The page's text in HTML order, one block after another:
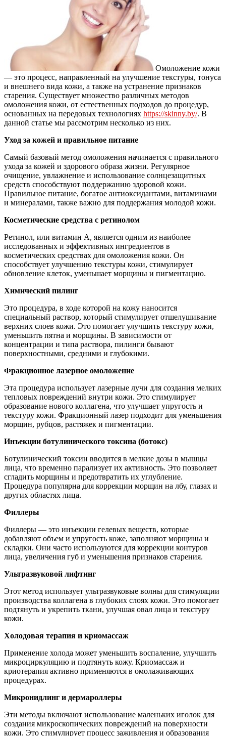
Омоложение кожи
— это процесс, направленный на улучшение текстуры, тонуса
и внешнего вида кожи, а также на устранение признаков
старения. Существует множество различных методов
омоложения кожи, от естественных подходов до процедур,
основанных на передовых технологиях https://skinny.by/. В
данной статье мы рассмотрим несколько из них.
Уход за кожей и правильное питание
Самый базовый метод омоложения начинается с правильного
ухода за кожей и здорового образа жизни. Регулярное
очищение, увлажнение и использование солнцезащитных
средств способствуют поддержанию здоровой кожи.
Правильное питание, богатое антиоксидантами, витаминами
и минералами, также важно для поддержания молодой кожи.
Косметические средства с ретинолом
Ретинол, или витамин А, является одним из наиболее
исследованных и эффективных ингредиентов в
косметических средствах для омоложения кожи. Он
способствует улучшению текстуры кожи, стимулирует
обновление клеток, уменьшает морщины и пигментацию.
Химический пилинг
Это процедура, в ходе которой на кожу наносится
специальный раствор, который стимулирует отшелушивание
верхних слоев кожи. Это помогает улучшить текстуру кожи,
уменьшить пятна и морщины. В зависимости от
концентрации и типа раствора, пилинги бывают
поверхностными, средними и глубокими.
Фракционное лазерное омоложение
Эта процедура использует лазерные лучи для создания мелких
тепловых повреждений внутри кожи. Это стимулирует
образование нового коллагена, что улучшает упругость и
текстуру кожи. Фракционный лазер подходит для уменьшения
морщин, рубцов, растяжек и пигментации.
Инъекции ботулинического токсина (ботокс)
Ботулинический токсин вводится в мелкие дозы в мышцы
лица, что временно парализует их активность. Это позволяет
сгладить морщины и предотвратить их углубление.
Процедура популярна для коррекции морщин на лбу, глазах и
других областях лица.
Филлеры
Филлеры — это инъекции гелевых веществ, которые
добавляют объем и упругость коже, заполняют морщины и
складки. Они часто используются для коррекции контуров
лица, увеличения губ и уменьшения признаков старения.
Ультразвуковой лифтинг
Этот метод использует ультразвуковые волны для стимуляции
производства коллагена в глубоких слоях кожи. Это помогает
подтянуть и укрепить ткани, улучшая овал лица и текстуру
кожи.
Холодовая терапия и криомассаж
Применение холода может уменьшить воспаление, улучшить
микроциркуляцию и подтянуть кожу. Криомассаж и
криотерапия активно применяются в омолаживающих
процедурах.
Микронидлинг и дермароллеры
Эти методы включают использование маленьких иголок для
создания микроскопических повреждений на поверхности
кожи. Это стимулирует процесс заживления и образования